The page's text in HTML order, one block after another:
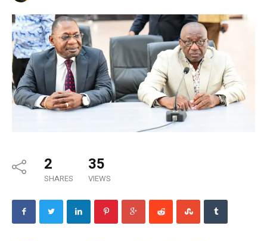
2
SHARES
35
VIEWS